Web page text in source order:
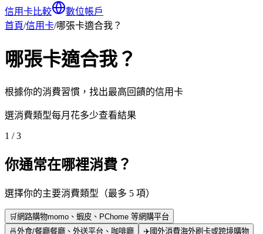
信用卡比較
數位帳戶
首頁/信用卡/哪張卡適合我？
哪張卡適合我？
根據你的消費習慣，找出最高回饋的信用卡
選消費類型每月花多少查看結果
1 /3
你通常在哪裡消費？
選擇你的主要消費類型（最多 5 項）
🛒網路購物momo、蝦皮、PChome 等網購平台
🍜外食/餐廳餐廳、外送平台、咖啡廳 ✈️國外消費海外刷卡或跨境購物